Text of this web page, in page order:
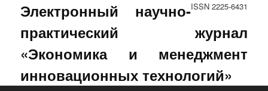
ISSN 2225-6431
Электронный научно-
практический журнал
«Экономика и менеджмент
инновационных технологий»